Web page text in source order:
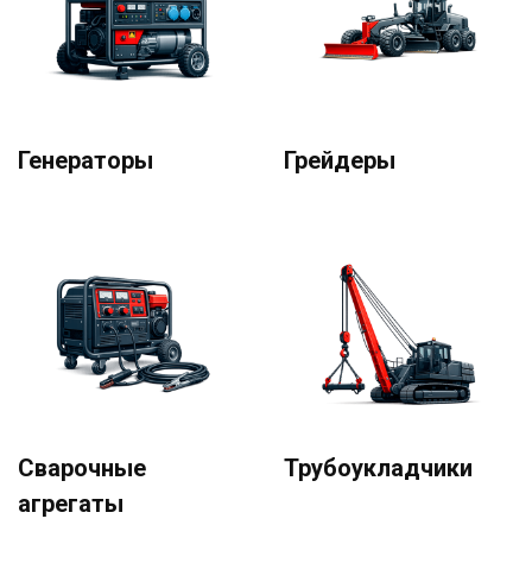
Генераторы Грейдеры
Сварочные
агрегаты
Трубоукладчики